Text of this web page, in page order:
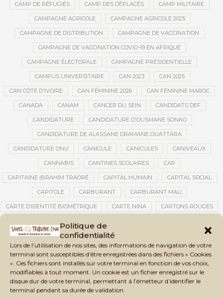
Politique de
confidentialité
Lors de l’utilisation de nos sites, des informations de navigation de votre
terminal sont susceptibles d’être enregistrées dans des fichiers « Cookies
». Ces fichiers sont installés sur votre terminal en fonction de vos choix,
modifiables à tout moment. Un cookie est un fichier enregistré sur le
disque dur de votre terminal, permettant à l’émetteur d’identifier le
terminal pendant sa durée de validation.
CAMP DE RÉFUGIÉS CAMP DES DÉPLACÉS CAMP MILITAIRE
CAMPAGNE AGRICOLE CAMPAGNE AGRICOLE 2025
CAMPAGNE DE DISTRIBUTION CAMPAGNE DE VACCINATION
CAMPAGNE DE VACCINATION COVID-19 EN AFRIQUE
CAMPAGNE ÉLECTORALE CAMPAGNE PRÉSIDENTIELLE
CAMPUS UNIVERSITAIRE CAN 2023 CAN 2025
CAN CÔTE D'IVOIRE CAN FÉMININE 2026 CAN FÉMININE MAROC
CANADA CANAM CANCER DU SEIN CANDIDATS DEF
CANDIDATURE CANDIDATURE D'OUSMANE SONKO
CANDIDATURE DE ALASSANE DRAMANE OUATTARA
CANDIDATURE ONU CANICULE CANICULES CANIVEAUX
CANNABIS CANTINES SCOLAIRES CAP
CAPITAINE IBRAHIM TRAORÉ CAPITAL HUMAIN CAPITAL SOCIAL
CAPITOLE CARBURANT CARBURANT MALI
CARTE D’IDENTITÉ BIOMÉTRIQUE CARTE NINA CARTONS ROUGES
CATASTROPHES CLIMATIQUES
CAUTION 10 000 DOLLARS CAUTION DE VISA CDAT CECOGEC
CÉDÉAO CEDEAO CEI CÉLÉBRATION NATIONALE CEMAC
CEMAPI CEN-SNESUP CENOU CENSURE
CENTRAFRIQUE CENTRALE SOLAIRE